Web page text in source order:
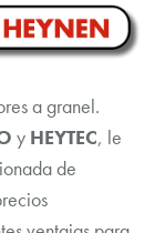
a granel.
y HEYTEC, le
de